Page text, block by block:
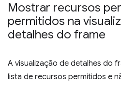
Mostrar recursos
permitidos na
detalhes do frame
A visualização de detalhes do
lista de recursos permitidos e